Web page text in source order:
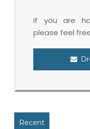
If you are
please feel
Recent